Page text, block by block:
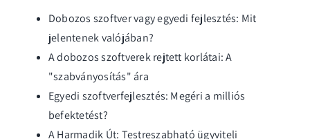
Dobozos szoftver vagy egyedi fejlesztés: Mit
jelentenek valójában?
A dobozos szoftverek rejtett korlátai: A
"szabványosítás" ára
Egyedi szoftverfejlesztés: Megéri a milliós
befektetést?
A Harmadik Út: Testreszabható ügyviteli